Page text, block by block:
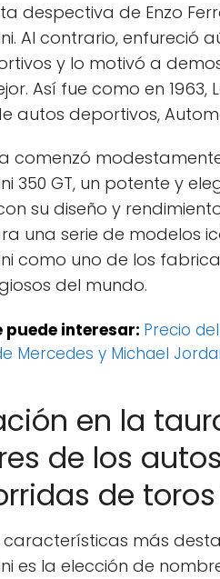
despectiva de Enzo
Al contrario, enfureció
y lo motivó a
Así fue como en
autos deportivos,
comenzó
350 GT, un potente y
su diseño y
una serie de modelos
como uno de los
del mundo.
puede interesar: Precio
Mercedes y Michael
en la
de los
de
características más
es la elección de